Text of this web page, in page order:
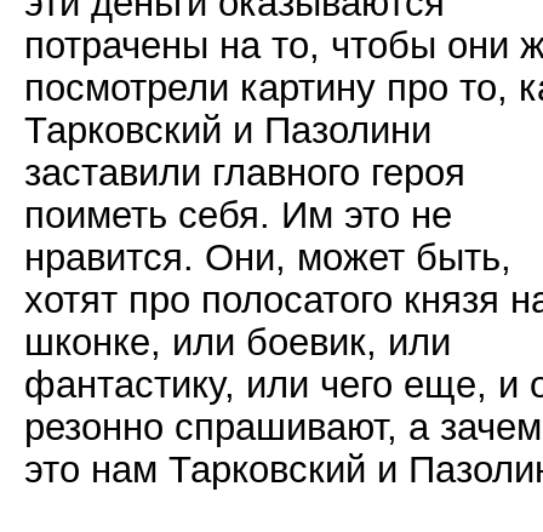
потрачены на то, чтобы они
посмотрели картину про то,
Тарковский и Пазолини
заставили главного героя
поиметь себя. Им это не
нравится. Они, может быть,
хотят про полосатого князя
шконке, или боевик, или
фантастику, или чего еще, и
резонно спрашивают, а зачем
это нам Тарковский и